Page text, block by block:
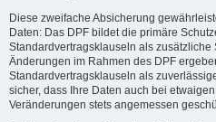
Diese zweifache Absicherung
Daten: Das DPF bildet die primäre
Standardvertragsklauseln als
Änderungen im Rahmen des DPF
Standardvertragsklauseln als
sicher, dass Ihre Daten auch bei
Veränderungen stets angemessen